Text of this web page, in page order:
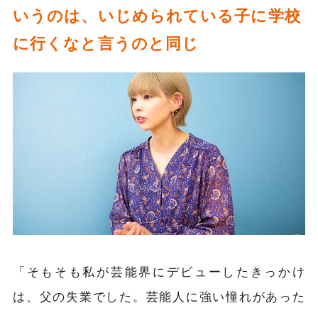
いうのは、いじめられている子に学校
に行くなと言うのと同じ
「そもそも私が芸能界にデビューしたきっかけ
は、父の失業でした。芸能人に強い憧れがあった